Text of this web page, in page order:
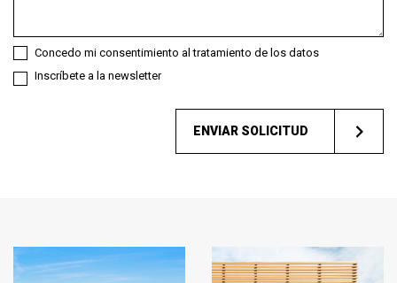
Concedo mi consentimiento al tratamiento de los datos
Inscríbete a la newsletter
ENVIAR SOLICITUD